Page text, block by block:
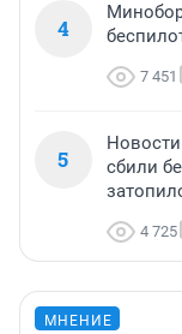
4
7 451
5
сбили
4 725
МНЕНИЕ